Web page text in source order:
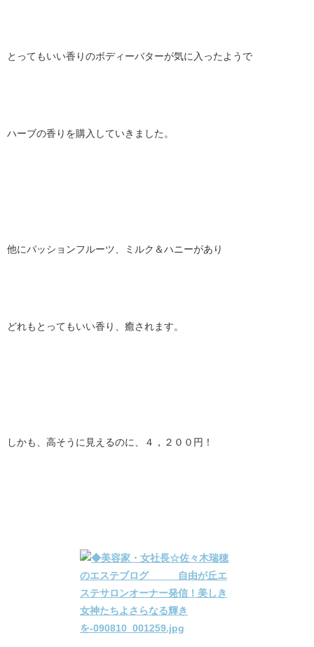
とってもいい香りのボディーバターが気に入ったようで
ハーブの香りを購入していきました。
他にパッションフルーツ、ミルク＆ハニーがあり
どれもとってもいい香り、癒されます。
しかも、高そうに見えるのに、４，２００円！